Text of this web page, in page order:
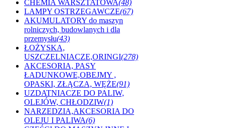
CHEMIA WARSZTATOWA(48)
LAMPY OSTRZEGAWCZE(67)
AKUMULATORY do maszyn
rolniczych, budowlanych i dla
przemysłu(43)
ŁOŻYSKA,
USZCZELNIACZE,ORINGI(278)
AKCESORIA, PASY
ŁADUNKOWE,OBEJMY ,
OPASKI, ZŁĄCZA, WĘŻE(91)
UZDATNIACZE DO PALIW,
OLEJÓW, CHŁODZIW(1)
NARZEDZIA,AKCESORIA DO
OLEJU I PALIWA(6)